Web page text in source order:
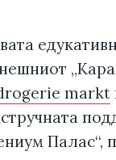
markt
Палас“,